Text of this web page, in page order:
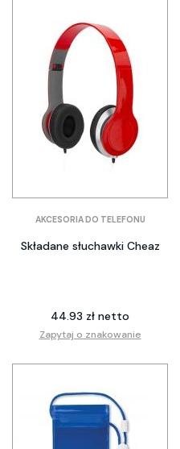
AKCESORIA DO TELEFONU
Składane słuchawki Cheaz
44.93 zł netto
Zapytaj o znakowanie